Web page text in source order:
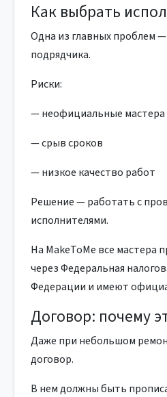
Как выбрать
Одна из главных проблем
подрядчика.
Риски:
— неофициальные мастера
— срыв сроков
— низкое качество работ
Решение — работать с
исполнителями.
На MakeToMe все мастера
через Федеральная
Федерации и имеют
Договор: почему
Даже при небольшом
договор.
В нем должны быть